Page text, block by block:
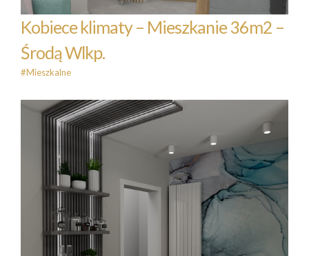
Kobiece klimaty – Mieszkanie 36m2 –
Środą Wlkp.
#Mieszkalne